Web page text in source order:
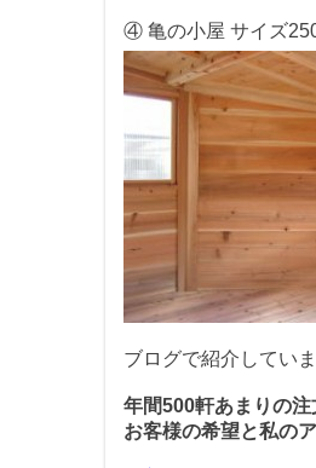
④ 亀の小屋 サイズ
ブログで紹介していま
年間500軒あまりの注
お客様の希望と私の